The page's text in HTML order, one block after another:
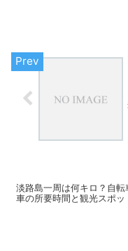
淡路島一周は何キロ？自転
車の所要時間と観光スポッ